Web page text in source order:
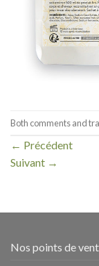
Both comments and
← Précédent
Suivant →
Nos points de